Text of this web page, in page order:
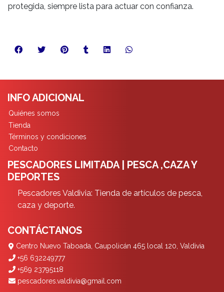
protegida, siempre lista para actuar con confianza.
INFO ADICIONAL
Quiénes somos
Tienda
Términos y condiciones
Contacto
PESCADORES LIMITADA | PESCA ,CAZA Y
DEPORTES
Pescadores Valdivia: Tienda de artículos de pesca,
caza y deporte.
CONTÁCTANOS
Centro Nuevo Taboada, Caupolicán 465 local 120, Valdivia
+56 632249777
+569 23795118
pescadores.valdivia@gmail.com